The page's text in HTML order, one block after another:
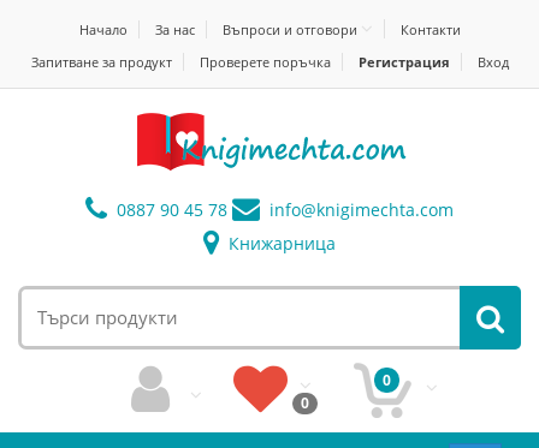
Начало За нас Въпроси и отговори
Контакти
Запитване за продукт
Проверете поръчка Регистрация Вход
0887 90 45 78 info@knigimechta.com
Книжарница
0
0